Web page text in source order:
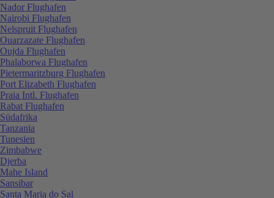
Nador Flughafen
Nairobi Flughafen
Nelspruit Flughafen
Ouarzazate Flughafen
Oujda Flughafen
Phalaborwa Flughafen
Pietermaritzburg Flughafen
Port Elizabeth Flughafen
Praia Intl. Flughafen
Rabat Flughafen
Südafrika
Tanzania
Tunesien
Zimbabwe
Djerba
Mahe Island
Sansibar
Santa Maria do Sal